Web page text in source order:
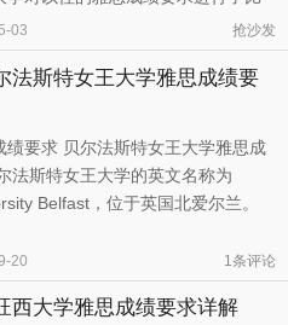
。申请这部分大学的同学们不用再
法达到所有雅思成绩的单项要求
分是个好事情，但是各大学也有一
03 抢沙发
法斯特女王大学雅思成绩要
绩要求 贝尔法斯特女王大学雅思成
法斯特女王大学的英文名称为
Belfast，位于英国北爱尔兰。
它收到皇家宪章，成为独立的大
多利亚女王建立。当时北爱尔兰主
国教会控制的都 ...
20 1条评论
西大学雅思成绩要求详解